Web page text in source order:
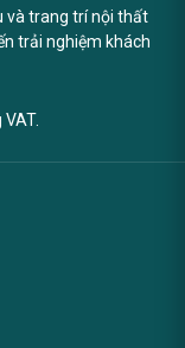
và trang trí nội thất
trải nghiệm khách